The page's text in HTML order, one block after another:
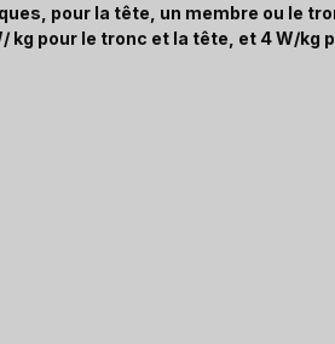
pour la tête, un membre ou le
kg pour le tronc et la tête, et 4 W/kg